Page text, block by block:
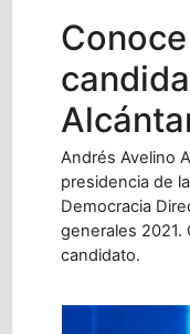
Andrés Avelino
presidencia de
Democracia
generales 2021.
candidato.